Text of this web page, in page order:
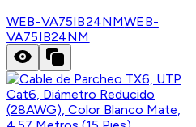
WEB-VA75IB24NMWEB-
VA75IB24NM